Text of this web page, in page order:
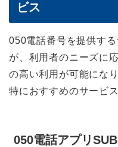
ビス
050電話番号を提供す
が、利用者のニーズに
の高い利用が可能になり
特におすすめのサービ
050電話アプリ